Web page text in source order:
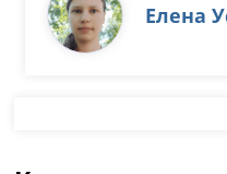
Елена